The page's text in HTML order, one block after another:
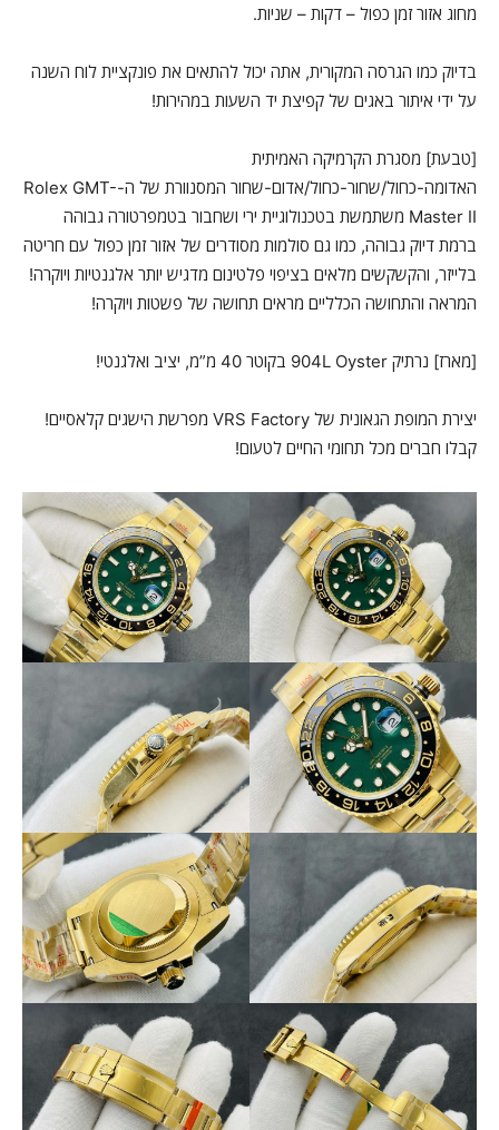
מחוג אזור זמן כפול – דקות – שניות.
בדיוק כמו הגרסה המקורית, אתה יכול להתאים את פונקציית לוח השנה
על ידי איתור באגים של קפיצת יד השעות במהירות!
[טבעת] מסגרת הקרמיקה האמיתית
האדומה-כחול/שחור-כחול/אדום-שחור המסנוורת של ה-Rolex GMT-
Master II משתמשת בטכנולוגיית ירי ושחבור בטמפרטורה גבוהה
ברמת דיוק גבוהה, כמו גם סולמות מסודרים של אזור זמן כפול עם חריטה
בלייזר, והקשקשים מלאים בציפוי פלטינום מדגיש יותר אלגנטיות ויוקרה!
המראה והתחושה הכלליים מראים תחושה של פשטות ויוקרה!
[מארז] נרתיק 904L Oyster בקוטר 40 מ”מ, יציב ואלגנטי!
יצירת המופת הגאונית של VRS Factory מפרשת הישגים קלאסיים!
קבלו חברים מכל תחומי החיים לטעום!